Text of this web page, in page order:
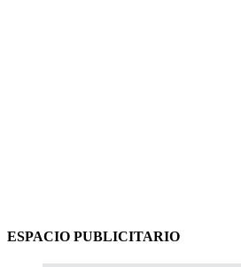
ESPACIO PUBLICITARIO